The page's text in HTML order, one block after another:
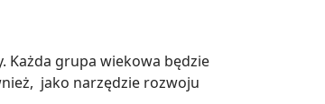
Każda grupa wiekowa będzie
jako narzędzie rozwoju